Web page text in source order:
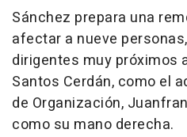
Sánchez prepara una
afectar a nueve
dirigentes muy próximos
Santos Cerdán, como el
de Organización,
como su mano derecha.